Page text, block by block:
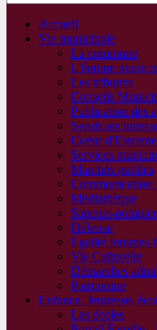
Accueil
Vie municipale
La commune
L'équipe
Les tribunes
Conseils
Publication des
Syndicats
Coeur
Services
Marchés publics
Communication
Médiathèque
Sapeurs-
Défense
Égalité femmes-
Vie Culturelle
Démarches
Patrimoine
Enfance, Jeunesse,
Les écoles